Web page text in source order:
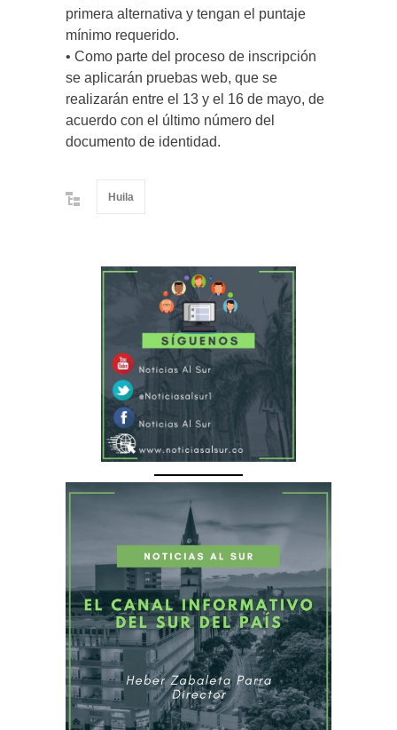
primera alternativa y tengan el puntaje
mínimo requerido.
• Como parte del proceso de inscripción
se aplicarán pruebas web, que se
realizarán entre el 13 y el 16 de mayo, de
acuerdo con el último número del
documento de identidad.
Huila